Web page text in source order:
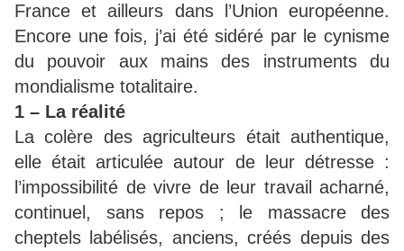
France et ailleurs dans l’Union européenne.
Encore une fois, j’ai été sidéré par le cynisme
du pouvoir aux mains des instruments du
mondialisme totalitaire.
1 – La réalité
La colère des agriculteurs était authentique,
elle était articulée autour de leur détresse :
l’impossibilité de vivre de leur travail acharné,
continuel, sans repos ; le massacre des
cheptels labélisés, anciens, créés depuis des